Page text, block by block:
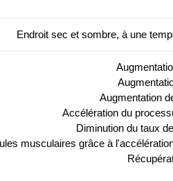
Endroit sec et sombre, à une
Augmentation
Accélération du
Diminution du taux
musculaires grâce à